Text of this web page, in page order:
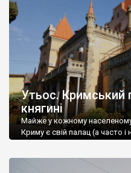
Утьос. Кримський
княгині
Майже у кожному населеному
Криму є свій палац (а часто і